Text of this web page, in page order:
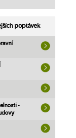
poptávek
-